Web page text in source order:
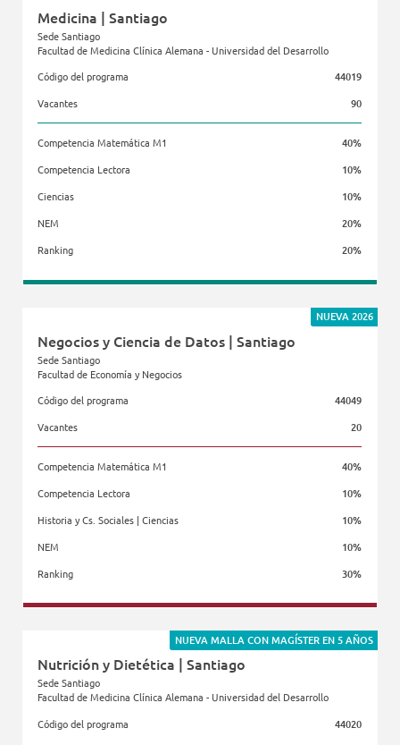
Medicina | Santiago
Sede Santiago
Facultad de Medicina Clínica Alemana - Universidad del Desarrollo
Código del programa
44019
Vacantes 90
Competencia Matemática M1 40%
Competencia Lectora 10%
Ciencias 10%
NEM 20%
Ranking 20%
Facultad de Medicina Clínica Alemana - Universidad del Desarrollo
NUEVA 2026
Negocios y Ciencia de Datos | Santiago
Sede Santiago
Facultad de Economía y Negocios
Código del programa
44049
Vacantes 20
Competencia Matemática M1 40%
Competencia Lectora 10%
Historia y Cs. Sociales | Ciencias 10%
NEM 10%
Ranking 30%
Facultad de Economía y Negocios
NUEVA MALLA CON MAGÍSTER EN 5 AÑOS
Nutrición y Dietética | Santiago
Sede Santiago
Facultad de Medicina Clínica Alemana - Universidad del Desarrollo
Código del programa
44020